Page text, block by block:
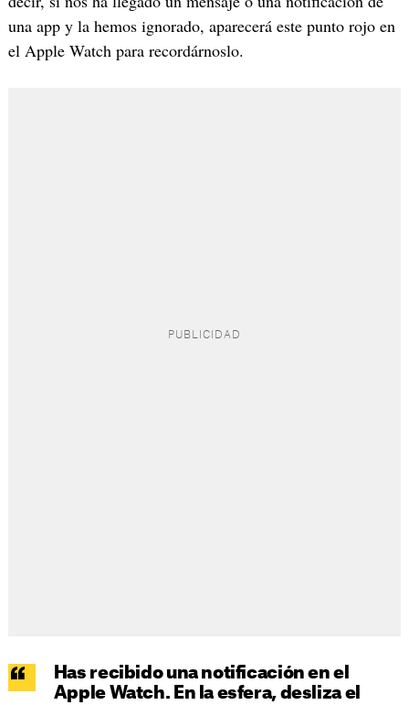
una app y la hemos ignorado, aparecerá este punto rojo en
el Apple Watch para recordárnoslo.
Has recibido una notificación en el
Apple Watch. En la esfera, desliza el